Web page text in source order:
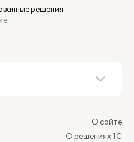
решения
О сайте
О решениях 1С